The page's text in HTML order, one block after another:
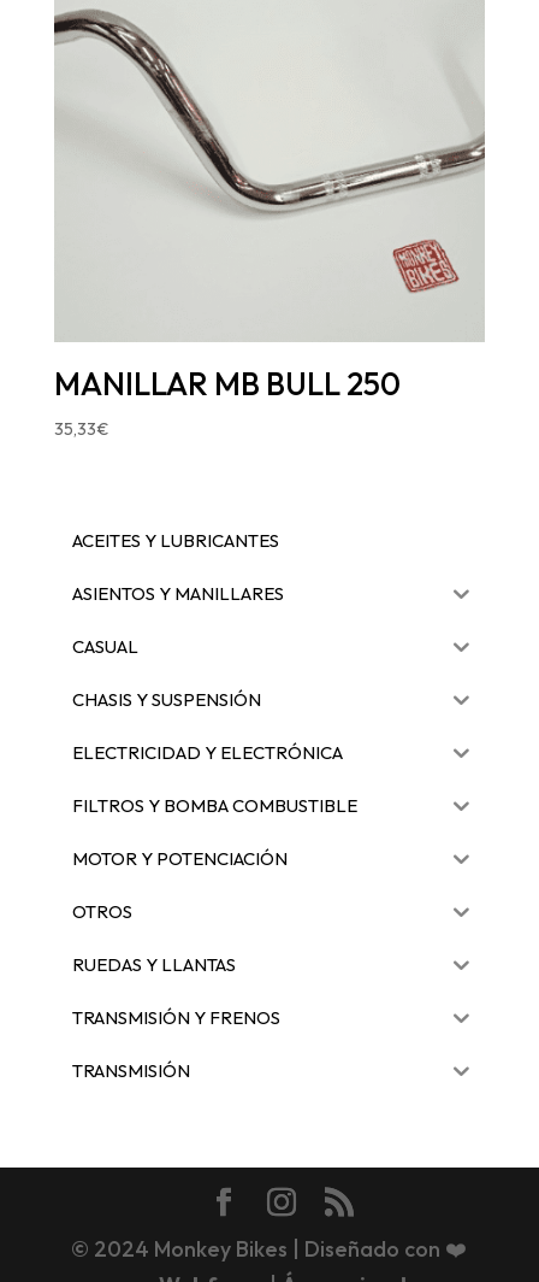
MANILLAR MB BULL 250
35,33€
ACEITES Y LUBRICANTES
ASIENTOS Y MANILLARES
CASUAL
CHASIS Y SUSPENSIÓN
ELECTRICIDAD Y ELECTRÓNICA
FILTROS Y BOMBA COMBUSTIBLE
MOTOR Y POTENCIACIÓN
OTROS
RUEDAS Y LLANTAS
TRANSMISIÓN Y FRENOS
TRANSMISIÓN
© 2024 Monkey Bikes | Diseñado con ❤️